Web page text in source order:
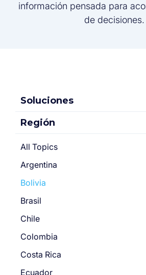
información pensada para
de decisiones.
Soluciones
Región
All Topics
Argentina
Bolivia
Brasil
Chile
Colombia
Costa Rica
Ecuador